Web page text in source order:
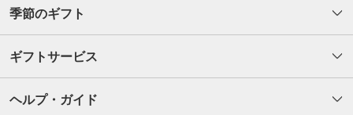
季節のギフト
ギフトサービス
ヘルプ・ガイド